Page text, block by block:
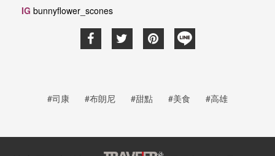
IG bunnyflower_scones
#司康 #布朗尼 #甜點 #美食 #高雄